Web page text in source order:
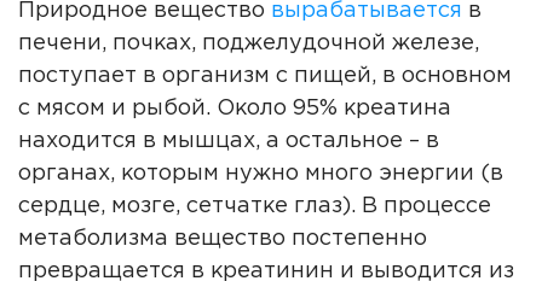
Природное вещество вырабатывается в
печени, почках, поджелудочной железе,
поступает в организм с пищей, в основном
с мясом и рыбой. Около 95% креатина
находится в мышцах, а остальное – в
органах, которым нужно много энергии (в
сердце, мозге, сетчатке глаз). В процессе
метаболизма вещество постепенно
превращается в креатинин и выводится из